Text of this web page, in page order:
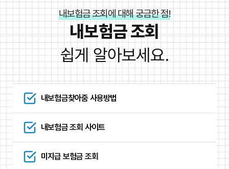
내보험금 조회에 대해 궁금한 점!
내보험금 조회
쉽게 알아보세요.
내보험금찾아줌 사용방법
내보험금 조회 사이트
미지급 보험금 조회